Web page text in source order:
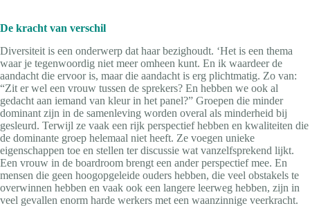
De kracht van verschil
Diversiteit is een onderwerp dat haar bezighoudt. ‘Het is een thema
waar je tegenwoordig niet meer omheen kunt. En ik waardeer de
aandacht die ervoor is, maar die aandacht is erg plichtmatig. Zo van:
“Zit er wel een vrouw tussen de sprekers? En hebben we ook al
gedacht aan iemand van kleur in het panel?” Groepen die minder
dominant zijn in de samenleving worden overal als minderheid bij
gesleurd. Terwijl ze vaak een rijk perspectief hebben en kwaliteiten die
de dominante groep helemaal niet heeft. Ze voegen unieke
eigenschappen toe en stellen ter discussie wat vanzelfsprekend lijkt.
Een vrouw in de boardroom brengt een ander perspectief mee. En
mensen die geen hoogopgeleide ouders hebben, die veel obstakels te
overwinnen hebben en vaak ook een langere leerweg hebben, zijn in
veel gevallen enorm harde werkers met een waanzinnige veerkracht.